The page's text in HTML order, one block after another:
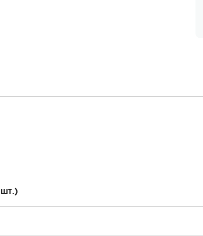
шт.)